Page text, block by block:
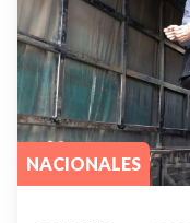
NACIONALES